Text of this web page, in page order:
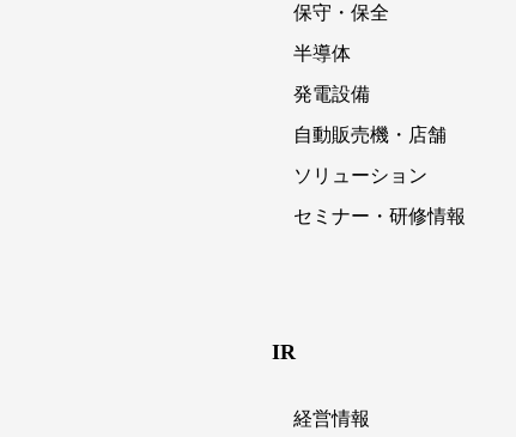
保守・保全
半導体
発電設備
自動販売機・店舗
ソリューション
セミナー・研修情報
IR
経営情報